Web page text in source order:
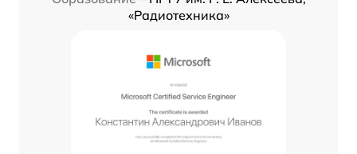
«Радиотехника»